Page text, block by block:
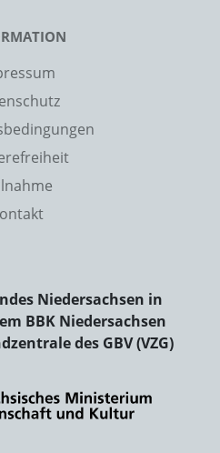
Niedersachsen in
BBK Niedersachsen
des GBV (VZG)